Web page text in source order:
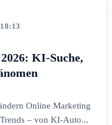
18:13
KI-Suche,
Online Marketing
– von KI-Auto...